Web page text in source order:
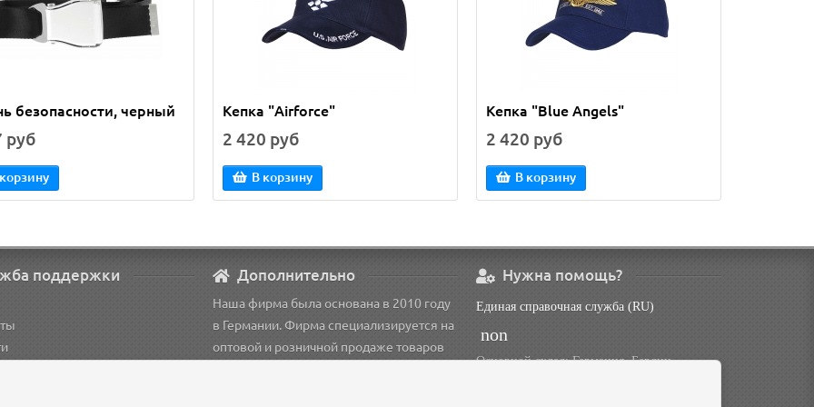
безопасности, черный
руб
Кепка "Airforce"
2 420 руб
В корзину
Кепка "Blue Angels"
2 420 руб
В корзину
поддержки Дополнительно
Наша фирма была основана в 2010 году
в Германии. Фирма специализируется на
оптовой и розничной продаже товаров
Нужна помощь?
Единая справочная служба (RU)
non
Основной склад: Германия, Берлин